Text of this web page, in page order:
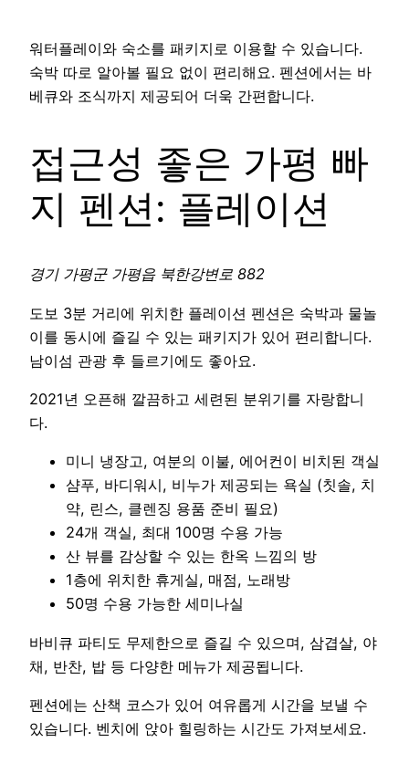
워터플레이와 숙소를 패키지로 이용할 수 있습니다.
숙박 따로 알아볼 필요 없이 편리해요. 펜션에서는 바
베큐와 조식까지 제공되어 더욱 간편합니다.
접근성 좋은 가평 빠
지 펜션: 플레이션
경기 가평군 가평읍 북한강변로 882
도보 3분 거리에 위치한 플레이션 펜션은 숙박과 물놀
이를 동시에 즐길 수 있는 패키지가 있어 편리합니다.
남이섬 관광 후 들르기에도 좋아요.
2021년 오픈해 깔끔하고 세련된 분위기를 자랑합니
다.
미니 냉장고, 여분의 이불, 에어컨이 비치된 객실
샴푸, 바디워시, 비누가 제공되는 욕실 (칫솔, 치
약, 린스, 클렌징 용품 준비 필요)
24개 객실, 최대 100명 수용 가능
산 뷰를 감상할 수 있는 한옥 느낌의 방
1층에 위치한 휴게실, 매점, 노래방
50명 수용 가능한 세미나실
바비큐 파티도 무제한으로 즐길 수 있으며, 삼겹살, 야
채, 반찬, 밥 등 다양한 메뉴가 제공됩니다.
펜션에는 산책 코스가 있어 여유롭게 시간을 보낼 수
있습니다. 벤치에 앉아 힐링하는 시간도 가져보세요.